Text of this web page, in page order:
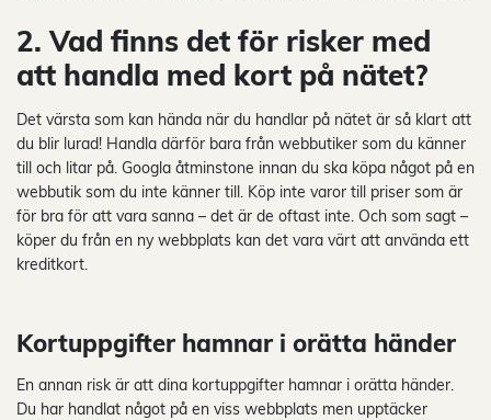
2. Vad finns det för risker med
att handla med kort på nätet?
Det värsta som kan hända när du handlar på nätet är så klart att
du blir lurad! Handla därför bara från webbutiker som du känner
till och litar på. Googla åtminstone innan du ska köpa något på en
webbutik som du inte känner till. Köp inte varor till priser som är
för bra för att vara sanna – det är de oftast inte. Och som sagt –
köper du från en ny webbplats kan det vara värt att använda ett
kreditkort.
Kortuppgifter hamnar i orätta händer
En annan risk är att dina kortuppgifter hamnar i orätta händer.
Du har handlat något på en viss webbplats men upptäcker